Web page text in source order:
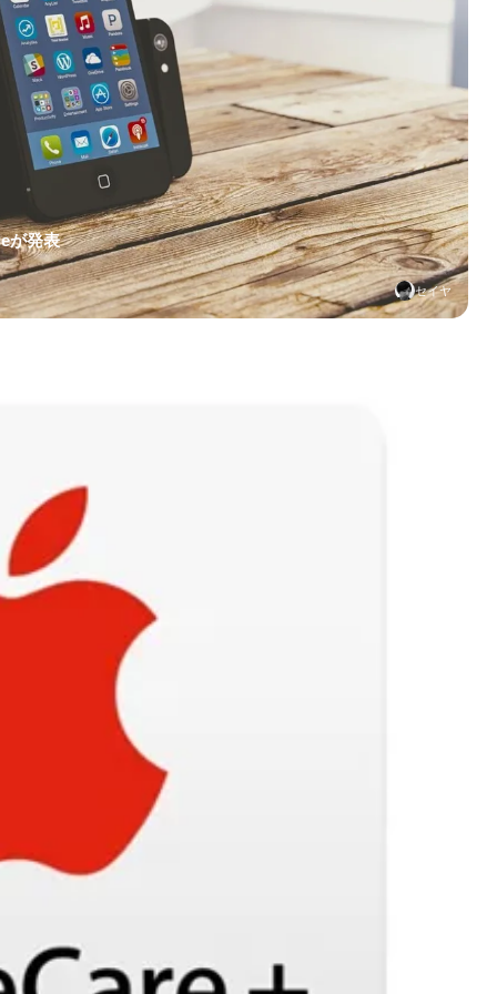
が発表
セイヤ